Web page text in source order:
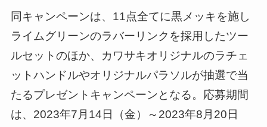
同キャンペーンは、11点全てに黒メッキを施し
ライムグリーンのラバーリンクを採用したツー
ルセットのほか、カワサキオリジナルのラチェ
ットハンドルやオリジナルパラソルが抽選で当
たるプレゼントキャンペーンとなる。応募期間
は、2023年7月14日（金）～2023年8月20日